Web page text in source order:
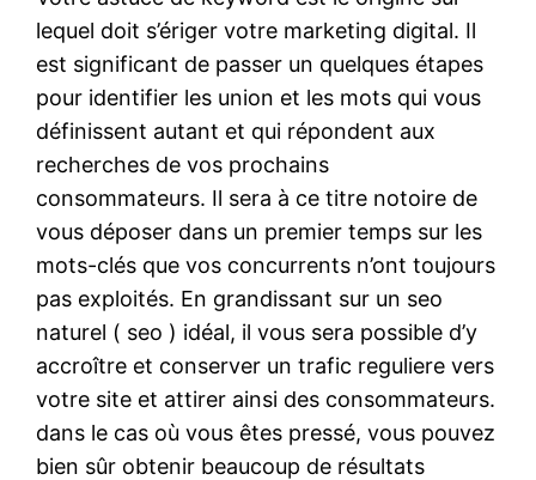
lequel doit s’ériger votre marketing digital. Il
est significant de passer un quelques étapes
pour identifier les union et les mots qui vous
définissent autant et qui répondent aux
recherches de vos prochains
consommateurs. Il sera à ce titre notoire de
vous déposer dans un premier temps sur les
mots-clés que vos concurrents n’ont toujours
pas exploités. En grandissant sur un seo
naturel ( seo ) idéal, il vous sera possible d’y
accroître et conserver un trafic reguliere vers
votre site et attirer ainsi des consommateurs.
dans le cas où vous êtes pressé, vous pouvez
bien sûr obtenir beaucoup de résultats